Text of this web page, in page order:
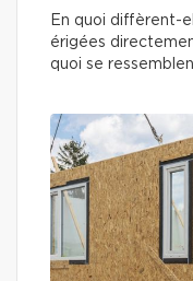
En quoi diffèrent-
érigées
quoi se